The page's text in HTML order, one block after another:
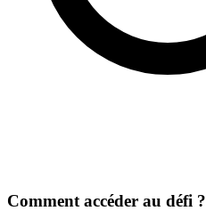
Comment accéder au défi ?